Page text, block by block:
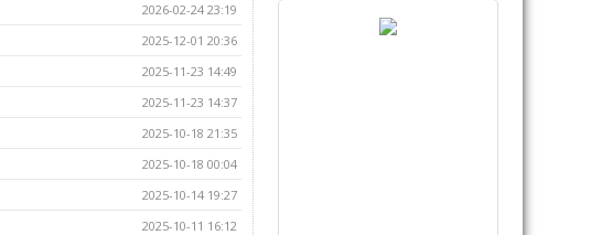
2026-02-24 23:19
2025-12-01 20:36
2025-11-23 14:49
2025-11-23 14:37
2025-10-18 21:35
2025-10-18 00:04
2025-10-14 19:27
2025-10-11 16:12